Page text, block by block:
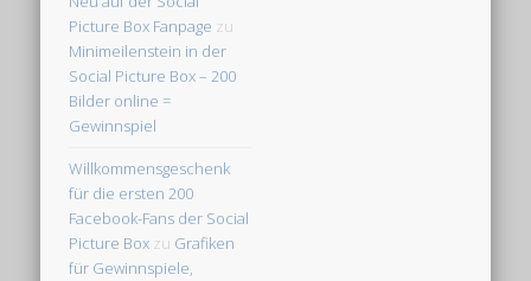
Picture Box Fanpage zu
Minimeilenstein in der
Social Picture Box – 200
Bilder online =
Gewinnspiel
Willkommensgeschenk
für die ersten 200
Facebook-Fans der Social
Picture Box zu Grafiken
für Gewinnspiele,